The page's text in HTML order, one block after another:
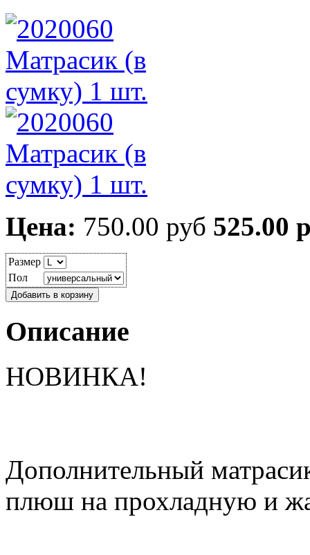
Цена: 750.00 руб 525.00
Размер
Пол
Описание
НОВИНКА!
Дополнительный
плюш на прохладную и